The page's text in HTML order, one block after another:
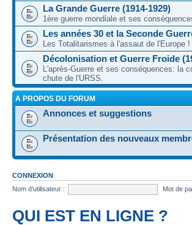
La Grande Guerre (1914-1929)
1ère guerre mondiale et ses
Les années 30 et la Seconde
Les Totalitarismes à l'assaut de l'Europe !
Décolonisation et Guerre Froide
L'après-Guerre et ses conséquences: la
chute de l'URSS.
A PROPOS DU FORUM
Annonces et suggestions
Présentation des nouveaux
CONNEXION
Nom d’utilisateur :
Mot de
QUI EST EN LIGNE ?